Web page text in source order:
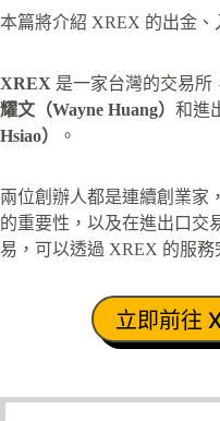
本篇將介紹 XREX 的出金、
XREX 是一家台灣的交易所
耀文（Wayne Huang） 和進
Hsiao）
。
兩位創辦人都是連續創業家
的重要性，以及在進出口交
易，可以透過 XREX 的服務
立即前往